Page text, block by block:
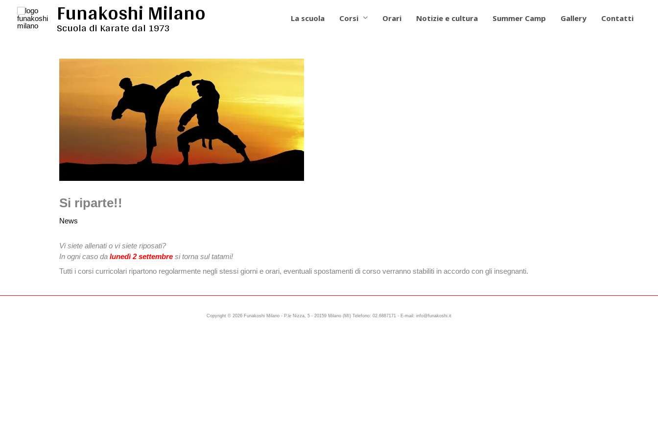
contenuto
Funakoshi Milano
Scuola di Karate dal 1973
La scuola Corsi Orari Notizie e cultura Summer Camp Gallery Contatti
Si riparte!!
News
Vi siete allenati o vi siete riposati?
In ogni caso da lunedì 2 settembresi torna sul tatami!
Tutti i corsi curricolari ripartono regolarmente negli stessi giorni e orari, eventuali spostamenti di corso verranno stabiliti in accordo con gli insegnanti.
Copyright © 2026 Funakoshi Milano - P.le Nizza, 5 - 20159 Milano (MI) Telefono: 02.6887171 - E-mail: info@funakoshi.it